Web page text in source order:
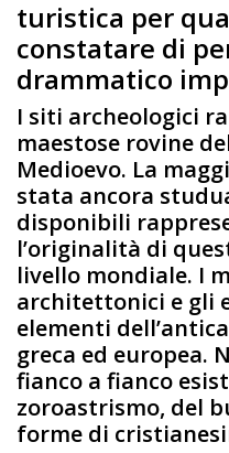
turistica per
constatare di
drammatico
I siti archeologici
maestose rovine
Medioevo. La
stata ancora
disponibili
l’originalità di
livello mondiale. I
architettonici e gli
elementi
greca ed europea.
fianco a fianco
zoroastrismo, del
forme di